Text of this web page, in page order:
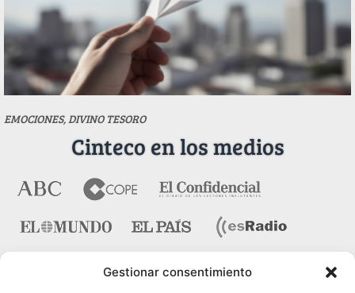
Gestionar consentimiento
EMOCIONES, DIVINO TESORO
Cinteco en los medios